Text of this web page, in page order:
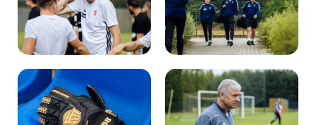
Biznes
Dla mediów